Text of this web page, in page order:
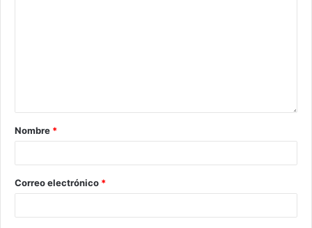
Nombre *
Correo electrónico *